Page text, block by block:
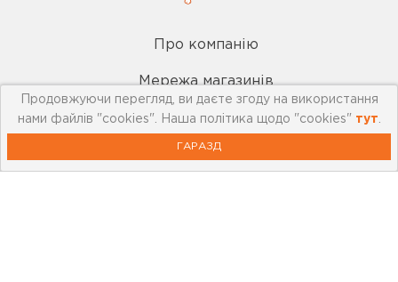
Про компанію
Мережа магазинів
Про leoceramika.com
Робота в Лео Кераміка
Продовжуючи перегляд, ви даєте згоду на використання
нами файлів "cookies". Наша політика щодо "cookies" тут
ГАРАЗД